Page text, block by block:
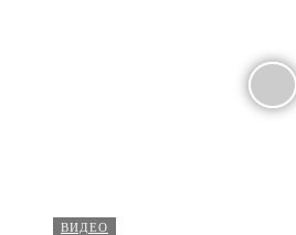
ВИДЕО